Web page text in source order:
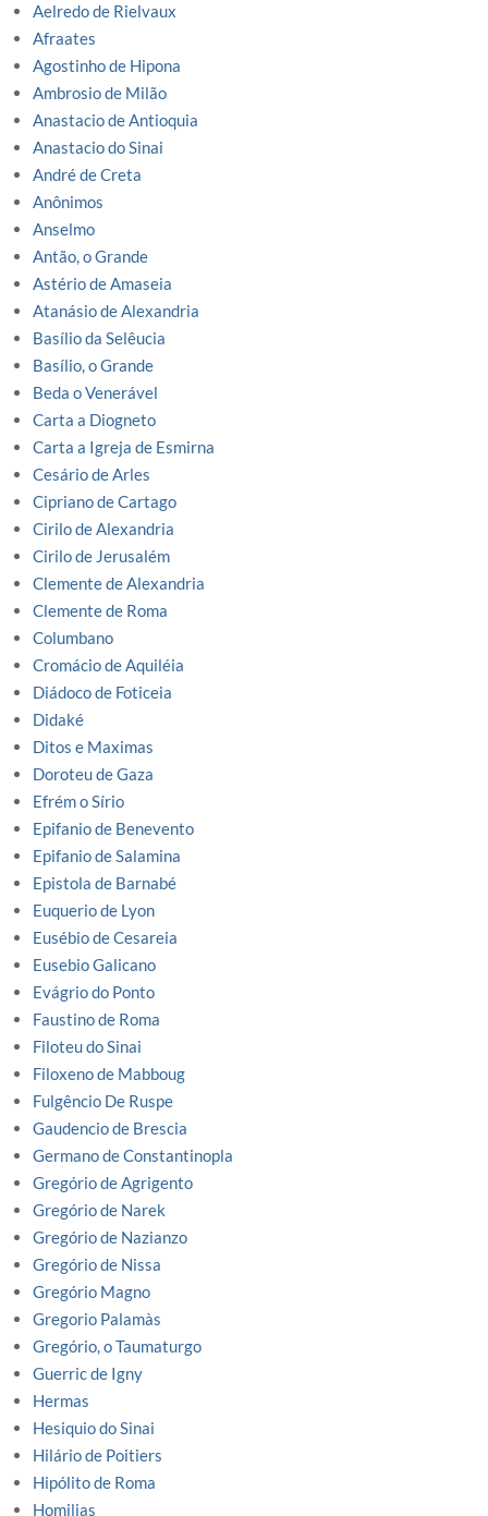
Aelredo de Rielvaux
Afraates
Agostinho de Hipona
Ambrosio de Milão
Anastacio de Antioquia
Anastacio do Sinai
André de Creta
Anônimos
Anselmo
Antão, o Grande
Astério de Amaseia
Atanásio de Alexandria
Basílio da Selêucia
Basílio, o Grande
Beda o Venerável
Carta a Diogneto
Carta a Igreja de Esmirna
Cesário de Arles
Cipriano de Cartago
Cirilo de Alexandria
Cirilo de Jerusalém
Clemente de Alexandria
Clemente de Roma
Columbano
Cromácio de Aquiléia
Diádoco de Foticeia
Didaké
Ditos e Maximas
Doroteu de Gaza
Efrém o Sírio
Epifanio de Benevento
Epifanio de Salamina
Epistola de Barnabé
Euquerio de Lyon
Eusébio de Cesareia
Eusebio Galicano
Evágrio do Ponto
Faustino de Roma
Filoteu do Sinai
Filoxeno de Mabboug
Fulgêncio De Ruspe
Gaudencio de Brescia
Germano de Constantinopla
Gregório de Agrigento
Gregório de Narek
Gregório de Nazianzo
Gregório de Nissa
Gregório Magno
Gregorio Palamàs
Gregório, o Taumaturgo
Guerric de Igny
Hermas
Hesiquio do Sinai
Hilário de Poitiers
Hipólito de Roma
Homilias